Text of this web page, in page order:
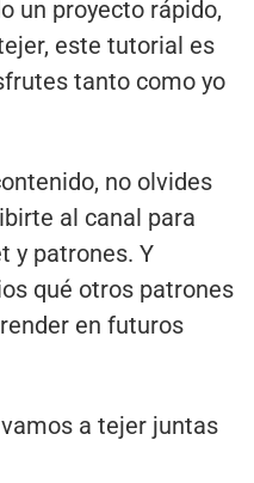
un proyecto rápido,
este tutorial es
tanto como yo
no olvides
al canal para
y patrones. Y
qué otros patrones
en futuros
a tejer juntas